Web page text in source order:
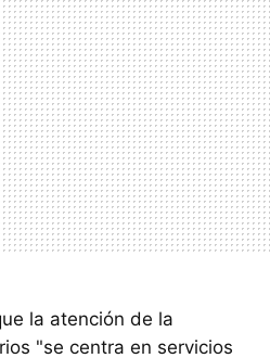
la atención de la
"se centra en servicios